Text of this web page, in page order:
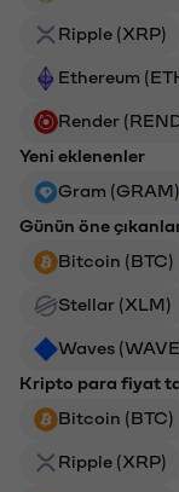
Ripple (XRP)
Ethereum
Render
Yeni eklenenler
Gram (GRAM)
Günün öne
Bitcoin (BTC)
Stellar (XLM)
Waves
Kripto para fiyat
Bitcoin (BTC)
Ripple (XRP)